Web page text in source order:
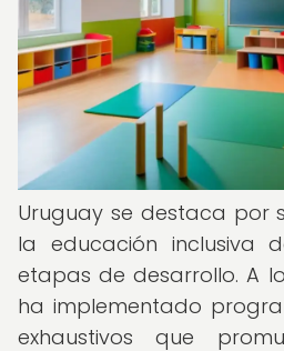
Uruguay se destaca por
la educación inclusiva
etapas de desarrollo. A
ha implementado
exhaustivos que